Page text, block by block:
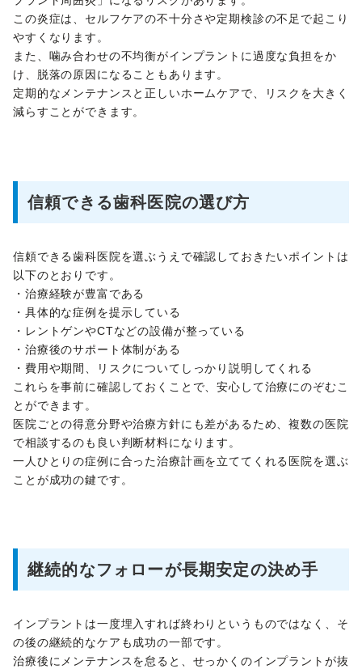
この炎症は、セルフケアの不十分さや定期検診の不足で起こり
やすくなります。
また、噛み合わせの不均衡がインプラントに過度な負担をか
け、脱落の原因になることもあります。
定期的なメンテナンスと正しいホームケアで、リスクを大きく
減らすことができます。
信頼できる歯科医院の選び方
信頼できる歯科医院を選ぶうえで確認しておきたいポイントは
以下のとおりです。
・治療経験が豊富である
・具体的な症例を提示している
・レントゲンやCTなどの設備が整っている
・治療後のサポート体制がある
・費用や期間、リスクについてしっかり説明してくれる
これらを事前に確認しておくことで、安心して治療にのぞむこ
とができます。
医院ごとの得意分野や治療方針にも差があるため、複数の医院
で相談するのも良い判断材料になります。
一人ひとりの症例に合った治療計画を立ててくれる医院を選ぶ
ことが成功の鍵です。
継続的なフォローが長期安定の決め手
インプラントは一度埋入すれば終わりというものではなく、そ
の後の継続的なケアも成功の一部です。
治療後にメンテナンスを怠ると、せっかくのインプラントが抜